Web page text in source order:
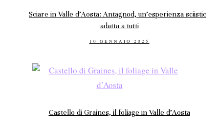
Sciare in Valle d’Aosta: Antagnod, un’esperienza sciistica
adatta a tutti
POSTED
10 GENNAIO 2025
Castello di Graines, il foliage in Valle d’Aosta